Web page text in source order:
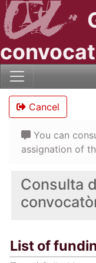
Consulta
List of
Cancel
You can
assignation of